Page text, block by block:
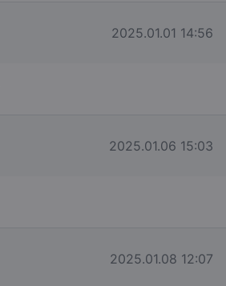
작성일
2025.01.01 14:56
작성일
2025.01.06 15:03
작성일
2025.01.08 12:07